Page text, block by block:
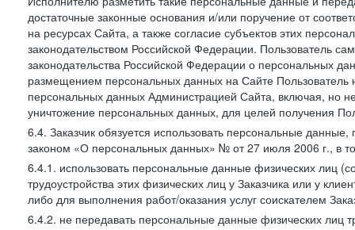
достаточные законные основания и/или поручение от
на ресурсах Сайта, а также согласие субъектов этих
законодательством Российской Федерации. Пользователь
законодательства Российской Федерации о персональных
размещением персональных данных на Сайте Пользователь
персональных данных Администрацией Сайта, включая, но
уничтожение персональных данных, для целей получения
6.4. Заказчик обязуется использовать персональные
законом «О персональных данных» № от 27 июля 2006 г., в
6.4.1. использовать персональные данные физических лиц
трудоустройства этих физических лиц у Заказчика или у
либо для выполнения работ/оказания услуг соискателем
6.4.2. не передавать персональные данные физических лиц